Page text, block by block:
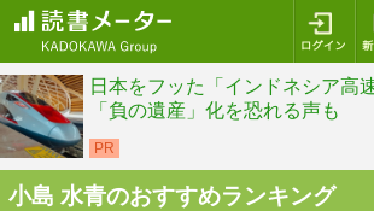
小島 水青のおすすめランキング